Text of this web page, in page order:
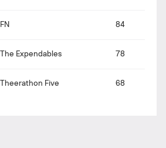
FN 84
The Expendables 78
Theerathon Five 68